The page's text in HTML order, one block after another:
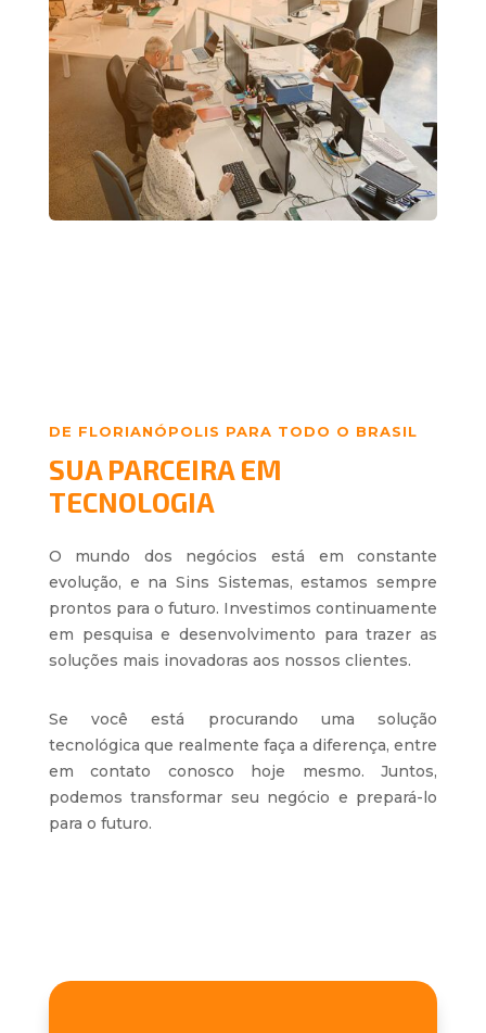
DE FLORIANÓPOLIS PARA TODO O BRASIL
SUA PARCEIRA EM
TECNOLOGIA
O mundo dos negócios está em constante
evolução, e na Sins Sistemas, estamos sempre
prontos para o futuro. Investimos continuamente
em pesquisa e desenvolvimento para trazer as
soluções mais inovadoras aos nossos clientes.
Se você está procurando uma solução
tecnológica que realmente faça a diferença, entre
em contato conosco hoje mesmo. Juntos,
podemos transformar seu negócio e prepará-lo
para o futuro.